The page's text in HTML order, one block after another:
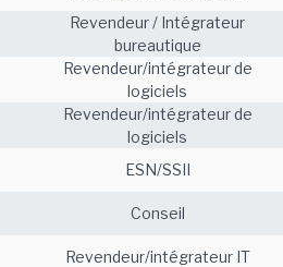
Revendeur / Intégrateur
bureautique
Revendeur/intégrateur de
logiciels
Revendeur/intégrateur de
logiciels
ESN/SSII
Conseil
Revendeur/intégrateur IT